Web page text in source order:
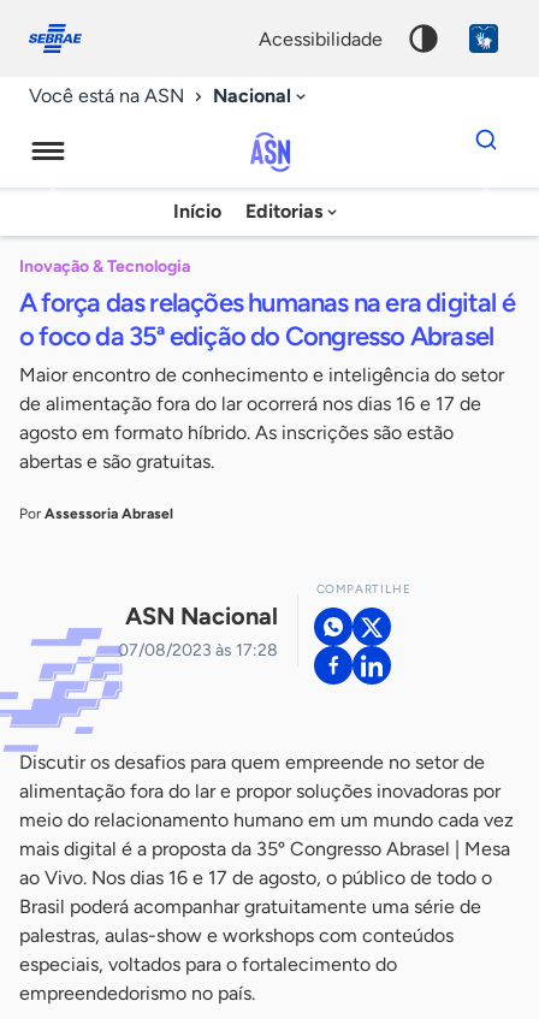
conosco
acessibilidade
Você está na ASN Nacional
Agência
Sebrae
Notícias
Início Editorias
Dados
para
chave
Inovação & Tecnologia
A força das relações humanas na era digital é
o foco da 35ª edição do Congresso Abrasel
Maior encontro de conhecimento e inteligência do setor
de alimentação fora do lar ocorrerá nos dias 16 e 17 de
agosto em formato híbrido. As inscrições são estão
abertas e são gratuitas.
Por Assessoria Abrasel
ASN Nacional
07/08/2023 às 17:28
COMPARTILHE
Discutir os desafios para quem empreende no setor de
alimentação fora do lar e propor soluções inovadoras por
meio do relacionamento humano em um mundo cada vez
mais digital é a proposta da 35º Congresso Abrasel | Mesa
ao Vivo. Nos dias 16 e 17 de agosto, o público de todo o
Brasil poderá acompanhar gratuitamente uma série de
palestras, aulas-show e workshops com conteúdos
especiais, voltados para o fortalecimento do
empreendedorismo no país.